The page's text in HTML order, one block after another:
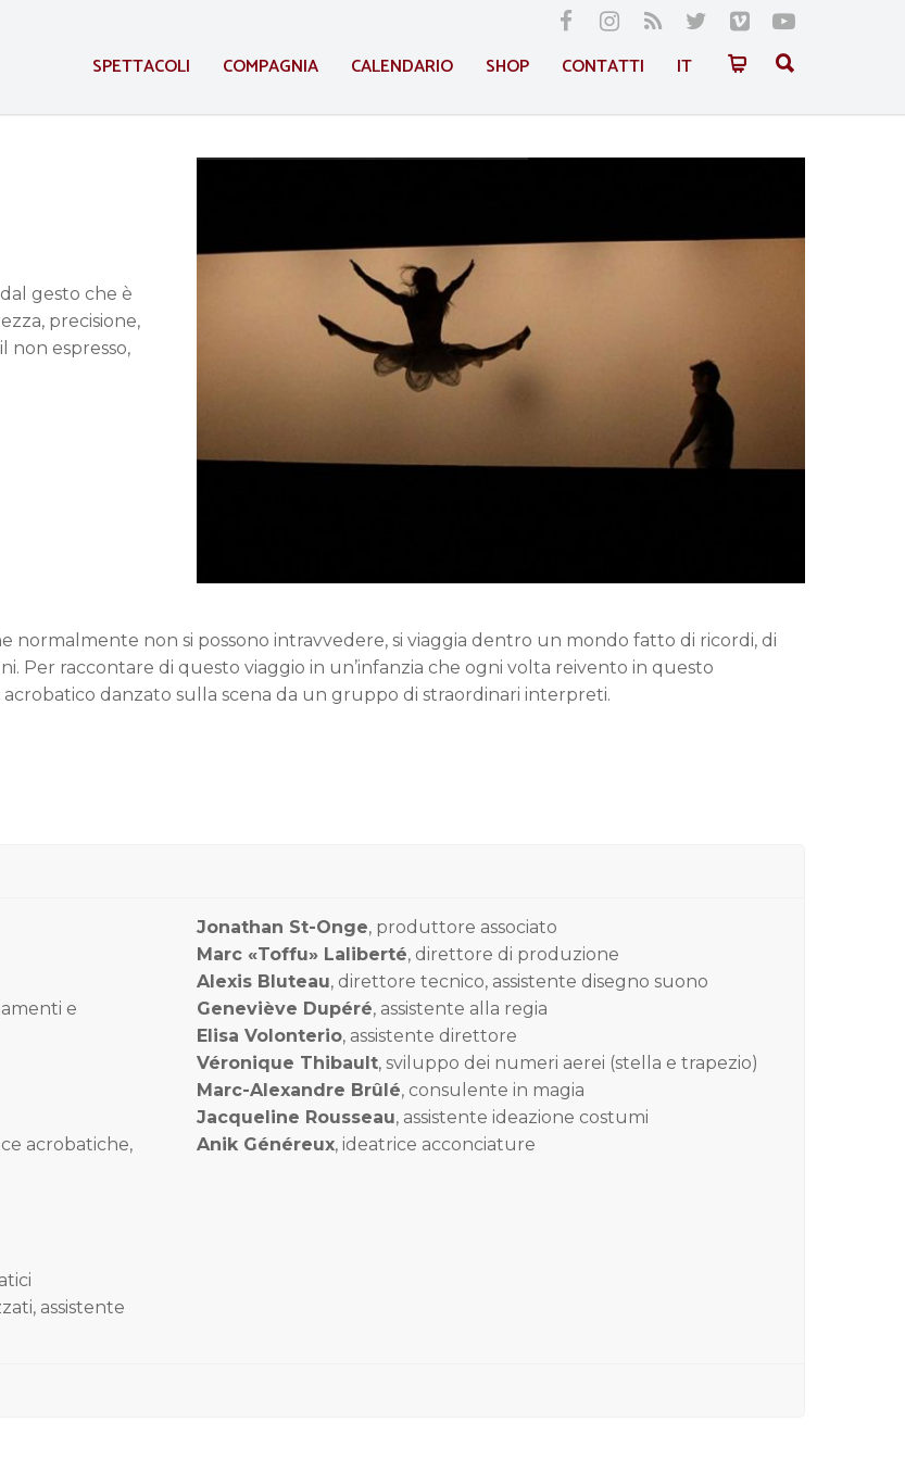
SPETTACOLI COMPAGNIA CALENDARIO SHOP CONTATTI IT
gesto che è
precisione,
non espresso,
normalmente non si possono intravvedere, si viaggia dentro un mondo fatto di ricordi, di
Per raccontare di questo viaggio in un’infanzia che ogni volta reivento in questo
danzato sulla scena da un gruppo di straordinari interpreti.
e
acrobatiche,
assistente
Jonathan St-Onge, produttore associato
Marc «Toffu» Laliberté, direttore di produzione
Alexis Bluteau, direttore tecnico, assistente disegno suono
Geneviève Dupéré, assistente alla regia
Elisa Volonterio, assistente direttore
Véronique Thibault, sviluppo dei numeri aerei (stella e trapezio)
Marc-Alexandre Brûlé, consulente in magia
Jacqueline Rousseau, assistente ideazione costumi
Anik Généreux, ideatrice acconciature